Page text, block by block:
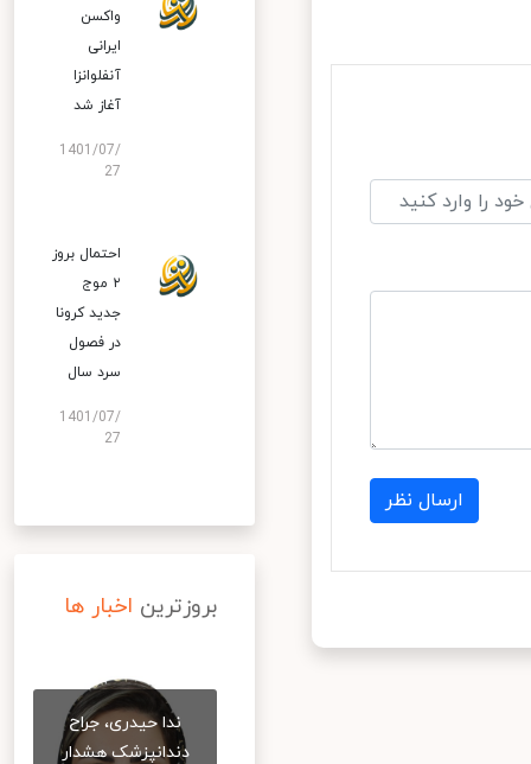
ارسال نظر
واکسن
ایرانی
آنفلوانزا
آغاز شد
1401/07/
27
احتمال بروز
۲ موج
جدید کرونا
در فصول
سرد سال
1401/07/
27
بروزترین اخبار ها
ندا حیدری، جراح
دندانپزشک هشدار